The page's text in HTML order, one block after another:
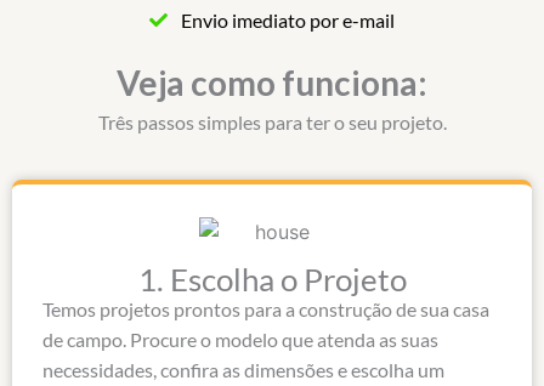
Envio imediato por e-mail
Veja como funciona:
Três passos simples para ter o seu projeto.
1. Escolha o Projeto
Temos projetos prontos para a construção de sua casa
de campo. Procure o modelo que atenda as suas
necessidades, confira as dimensões e escolha um